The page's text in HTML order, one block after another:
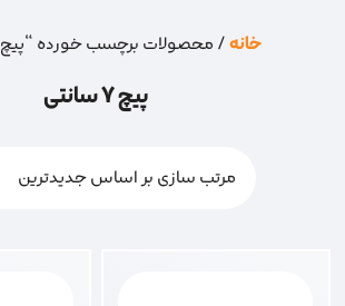
خانه/ محصولات برچسب خورده “پیچ 7 سانتی”
پیچ 7 سانتی